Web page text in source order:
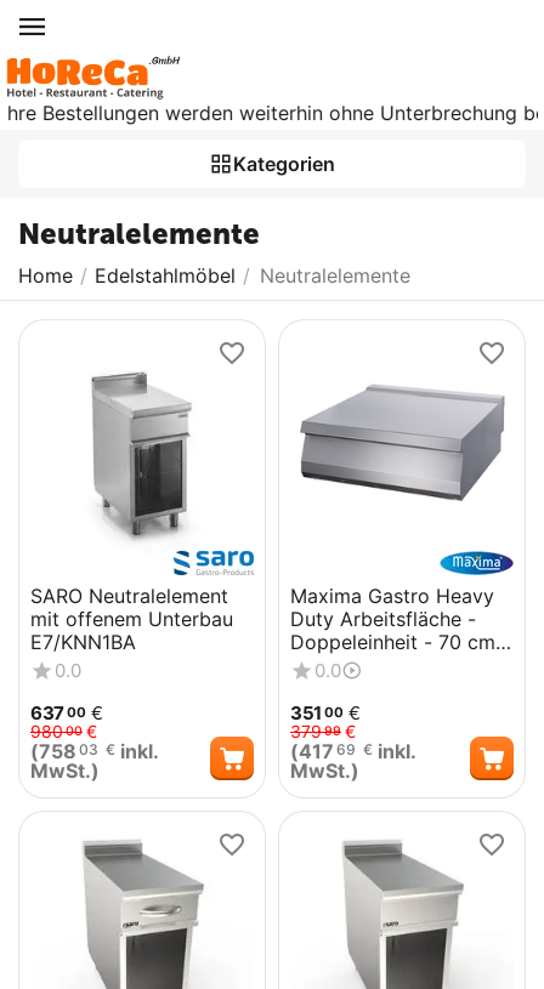
werden weiterhin ohne Unterbrechung
Kategorien
Neutralelemente
Home / Edelstahlmöbel / Neutralelemente
SARO Neutralelement
mit offenem Unterbau
E7/KNN1BA
0.0
63700 €
98000 €
(758 03 € inkl.
MwSt.)
Maxima Gastro Heavy
Duty Arbeitsfläche -
Doppeleinheit - 70 cm
Tief0.0
351 00 €
37999 €
(417 69 € inkl.
MwSt.)